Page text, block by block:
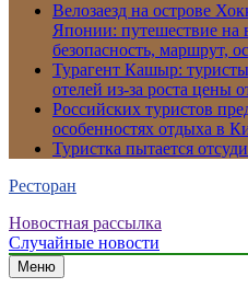
Велозаезд на острове
Японии: путешествие на
безопасность, маршрут,
Турагент Кашыр:
отелей из-за роста цены
Российских туристов
особенностях отдыха в
Туристка пытается
Ресторан
Новостная рассылка
Случайные новости
Меню